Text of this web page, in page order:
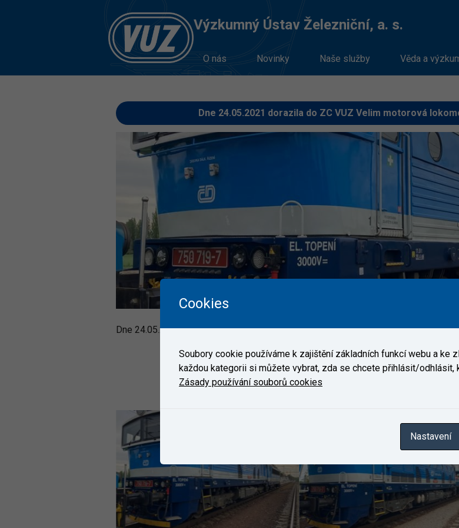
Výzkumný Ústav Železniční, a. s.
O nás Novinky Naše služby Věda a
Dne 24.05.2021 dorazila do ZC VUZ Velim motorová
Dne 24.05.2021 dorazila do ZC VUZ Velim motorová lokomotiva 750.719 zákazníka
Galerie
Cookies
Soubory cookie používáme k zajištění základních funkcí webu a ke
každou kategorii si můžete vybrat, zda se chcete přihlásit/odhlásit,
Zásady používání souborů cookies
Nastavení